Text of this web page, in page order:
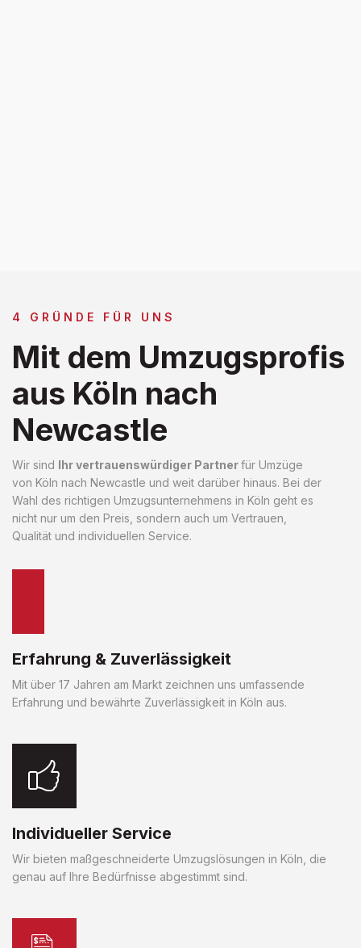
4 GRÜNDE FÜR UNS
Mit dem Umzugsprofis
aus Köln nach
Newcastle
Wir sind Ihr vertrauenswürdiger Partnerfür Umzüge
von Köln nach Newcastle und weit darüber hinaus. Bei der
Wahl des richtigen Umzugsunternehmens in Köln geht es
nicht nur um den Preis, sondern auch um Vertrauen,
Qualität und individuellen Service.
Erfahrung & Zuverlässigkeit
Mit über 17 Jahren am Markt zeichnen uns umfassende
Erfahrung und bewährte Zuverlässigkeit in Köln aus.
Individueller Service
Wir bieten maßgeschneiderte Umzugslösungen in Köln, die
genau auf Ihre Bedürfnisse abgestimmt sind.